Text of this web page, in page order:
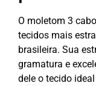
O moletom 3
tecidos mais
brasileira. Sua
gramatura e
dele o tecido